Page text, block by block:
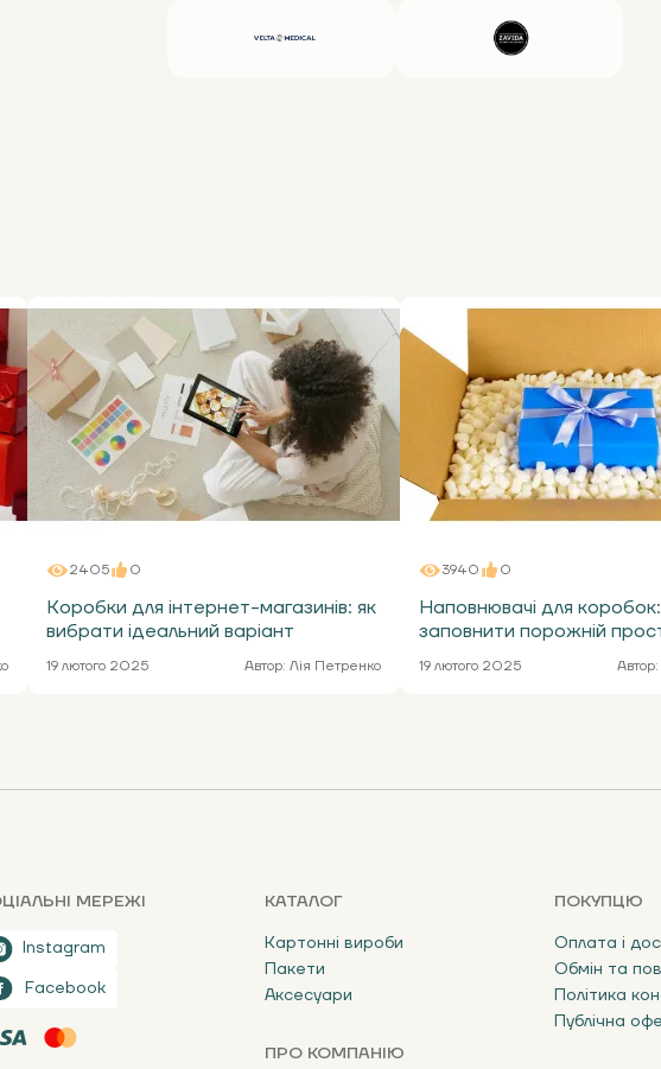
2405 0
Коробки для інтернет-магазинів: як
вибрати ідеальний варіант
19 лютого 2025 Автор: Лія Петренко
3940 0
Наповнювачі для
заповнити порожній
19 лютого 2025 Автор:
МЕРЕЖІ
Instagram
Facebook
КАТАЛОГ
Картонні вироби
Пакети
Аксесуари
ПРО КОМПАНІЮ
ПОКУПЦЮ
Оплата і
Обмін та
Політика
Публічна